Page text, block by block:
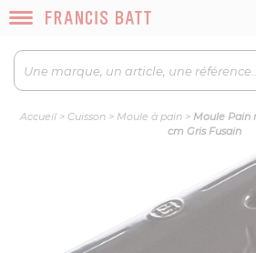
Accueil > Cuisson > Moule à pain > Moule Pain
cm Gris Fusain